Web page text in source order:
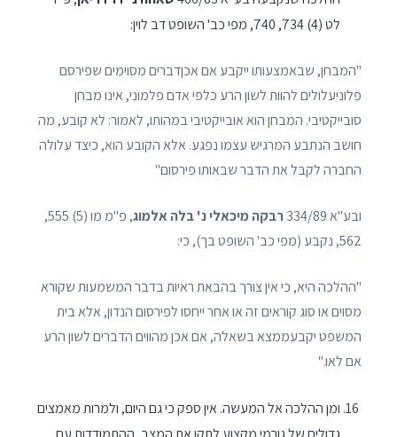
לט (4) 734, 740, מפי כב' השופט דב לוין:
"המבחן, שבאמצעותו ייקבע אם אכןדברים מסוימים שפירסם
פלוניעלולים להוות לשון הרע כלפי אדם פלמוני, אינו מבחן
סובייקטיבי. המבחן הוא אובייקטיבי במהותו, לאמור: לא קובע, מה
חושב הנתבע המרגיש עצמו נפגע. אלא הקובע הוא, כיצד עלולה
החברה לקבל את הדבר שבאותו פירסום"
ובע"א 334/89 רבקה מיכאלי נ' בלה אלמוג
, פ"מ מו (5) 555,
562, נקבע (מפי כב' השופט בך), כי:
"ההלכה היא, כי אין צורך בהבאת ראיות בדבר המשמעות שקורא
מסוים או סוג קוראים זה או אחר ייחסו לפירסום הנדון, אלא בית
המשפט יקבעממצא בשאלה, אם אכן מהווים הדברים לשון הרע
אם לאו."
ומן ההלכה אל המעשה. אין ספק כי גם היום, ולמרות מאמצים